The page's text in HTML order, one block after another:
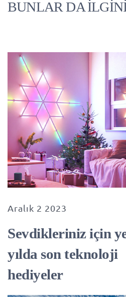
BUNLAR DA
Aralık 2 2023
Sevdikleriniz için
yılda son teknoloji
hediyeler